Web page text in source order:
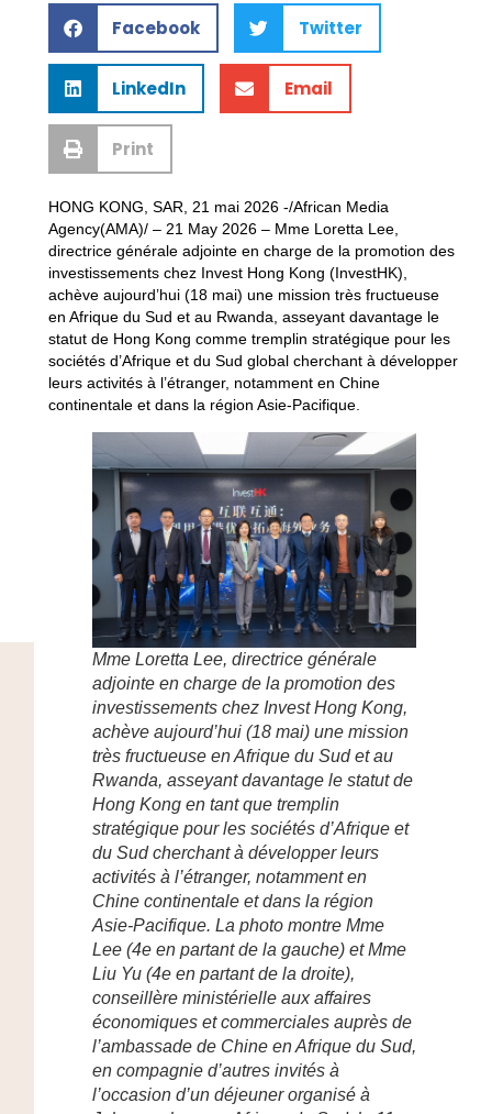
Facebook Twitter
LinkedIn Email
Print
HONG KONG, SAR, 21 mai 2026 -/African Media
Agency(AMA)/ – 21 May 2026 – Mme Loretta Lee,
directrice générale adjointe en charge de la promotion des
investissements chez Invest Hong Kong (InvestHK),
achève aujourd’hui (18 mai) une mission très fructueuse
en Afrique du Sud et au Rwanda, asseyant davantage le
statut de Hong Kong comme tremplin stratégique pour les
sociétés d’Afrique et du Sud global cherchant à développer
leurs activités à l’étranger, notamment en Chine
continentale et dans la région Asie-Pacifique.
Mme Loretta Lee, directrice générale
adjointe en charge de la promotion des
investissements chez Invest Hong Kong,
achève aujourd’hui (18 mai) une mission
très fructueuse en Afrique du Sud et au
Rwanda, asseyant davantage le statut de
Hong Kong en tant que tremplin
stratégique pour les sociétés d’Afrique et
du Sud cherchant à développer leurs
activités à l’étranger, notamment en
Chine continentale et dans la région
Asie-Pacifique. La photo montre Mme
Lee (4e en partant de la gauche) et Mme
Liu Yu (4e en partant de la droite),
conseillère ministérielle aux affaires
économiques et commerciales auprès de
l’ambassade de Chine en Afrique du Sud,
en compagnie d’autres invités à
l’occasion d’un déjeuner organisé à